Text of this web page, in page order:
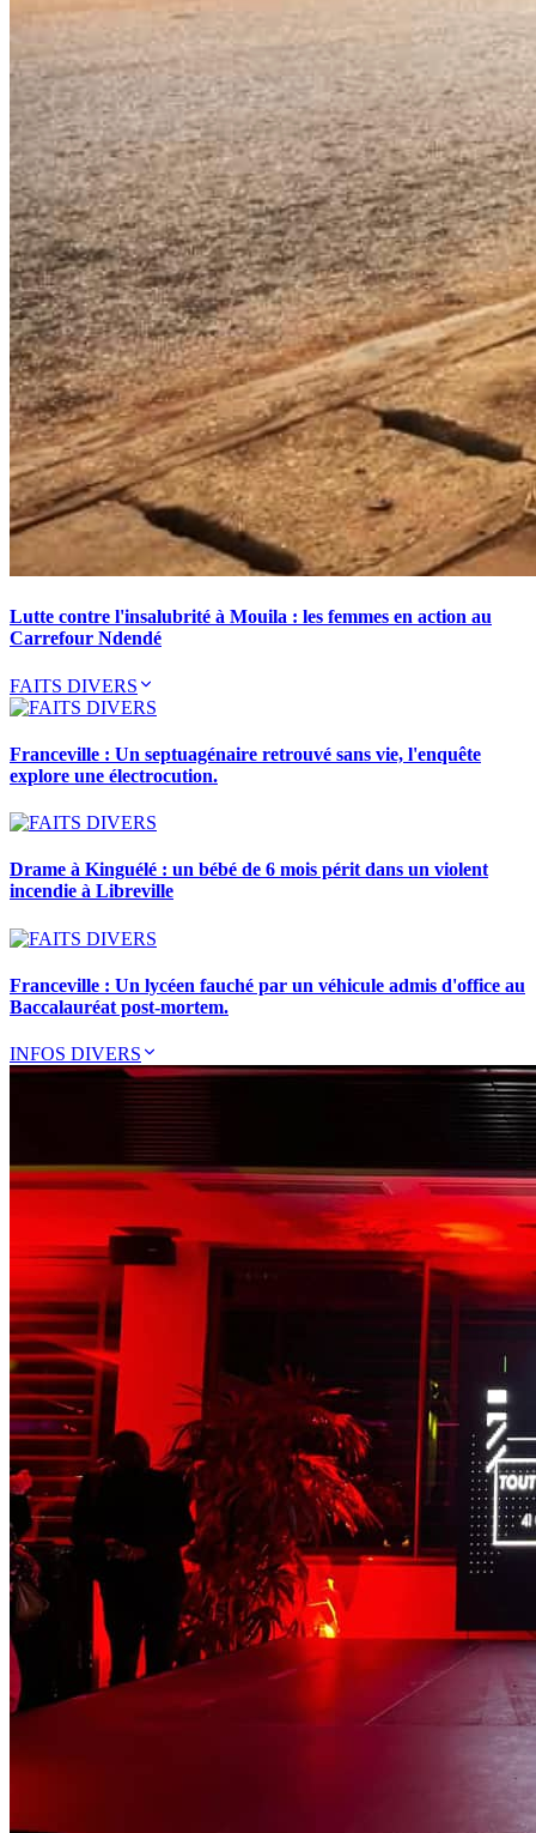
Lutte contre l'insalubrité à Mouila : les femmes en action au
Carrefour Ndendé
FAITS DIVERS
Franceville : Un septuagénaire retrouvé sans vie, l'enquête
explore une électrocution.
Drame à Kinguélé : un bébé de 6 mois périt dans un violent
incendie à Libreville
Franceville : Un lycéen fauché par un véhicule admis d'office au
Baccalauréat post-mortem.
INFOS DIVERS